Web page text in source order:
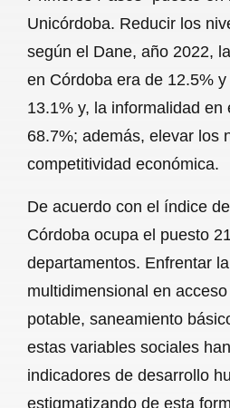
Unicórdoba. Reducir los
según el Dane, año 2022,
en Córdoba era de 12.5%
13.1% y, la informalidad en
68.7%; además, elevar los
competitividad económica.
De acuerdo con el índice
Córdoba ocupa el puesto
departamentos. Enfrentar
multidimensional en
potable, saneamiento
estas variables sociales
indicadores de desarrollo
estigmatizando de esta